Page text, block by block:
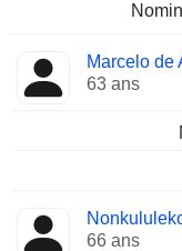
Marcelo de
63 ans
66 ans